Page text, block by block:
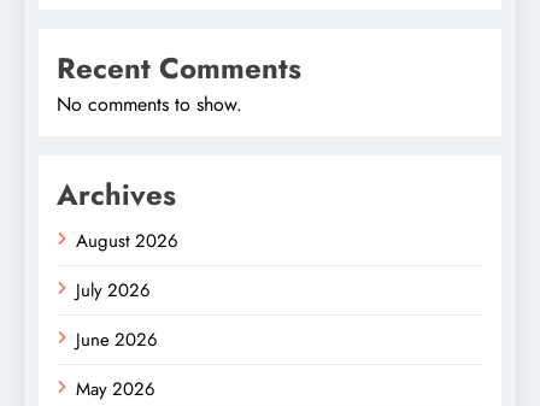
Recent Comments
No comments to show.
Archives
August 2026
July 2026
June 2026
May 2026